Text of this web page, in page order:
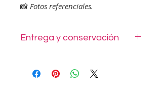
📸 Fotos referenciales.
Entrega y conservación
elaborados con ingredientes frescos
y de calidad gourmet. Perfectos para